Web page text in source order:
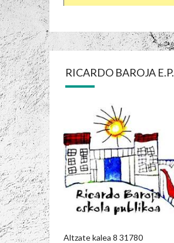
RICARDO BAROJA E.P.
Altzate kalea 8 31780